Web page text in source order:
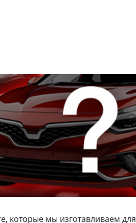
которые мы изготавливаем